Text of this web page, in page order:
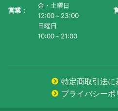
営業：
金・土曜日
12:00～23:00
日曜日
10:00～21:00
特定商取引法に
プライバシーポ